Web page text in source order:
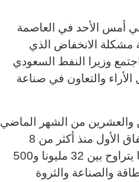
أمس الأحد في العاصمة
مشكلة الانخفاض الذي
وزيرا النفط السعودي
والتعاون في صناعة
والعشرين من الشهر الماضي
في العاصمة الجزائرية لتجميد إنتاج النفط باعتباره الاتفاق الأول منذ أكثر من 8
سنوات، حيث حددت الدول الأعضاء مستوى الإنتاج لما يتراوح بين 32 مليونا و500
الطاقة والصناعة والثروة